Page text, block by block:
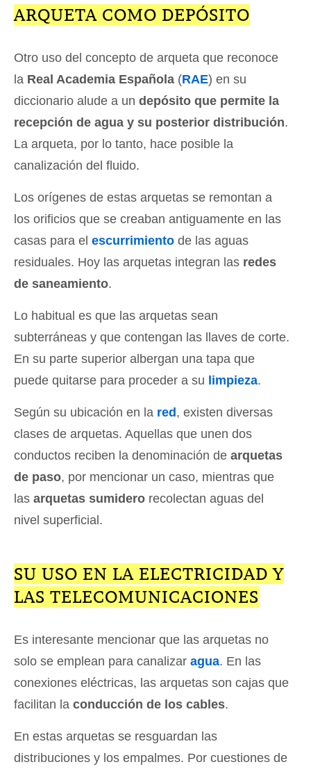
ARQUETA COMO DEPÓSITO
Otro uso del concepto de arqueta que reconoce
la Real Academia Española (RAE) en su
diccionario alude a un depósito que permite la
recepción de agua y su posterior distribución.
La arqueta, por lo tanto, hace posible la
canalización del fluido.
Los orígenes de estas arquetas se remontan a
los orificios que se creaban antiguamente en las
casas para el escurrimiento de las aguas
residuales. Hoy las arquetas integran las redes
de saneamiento.
Lo habitual es que las arquetas sean
subterráneas y que contengan las llaves de corte.
En su parte superior albergan una tapa que
puede quitarse para proceder a su limpieza.
Según su ubicación en la red , existen diversas
clases de arquetas. Aquellas que unen dos
conductos reciben la denominación de arquetas
de paso, por mencionar un caso, mientras que
las arquetas sumidero recolectan aguas del
nivel superficial.
SU USO EN LA ELECTRICIDAD Y
LAS TELECOMUNICACIONES
Es interesante mencionar que las arquetas no
solo se emplean para canalizar agua. En las
conexiones eléctricas, las arquetas son cajas que
facilitan la conducción de los cables.
En estas arquetas se resguardan las
distribuciones y los empalmes. Por cuestiones de